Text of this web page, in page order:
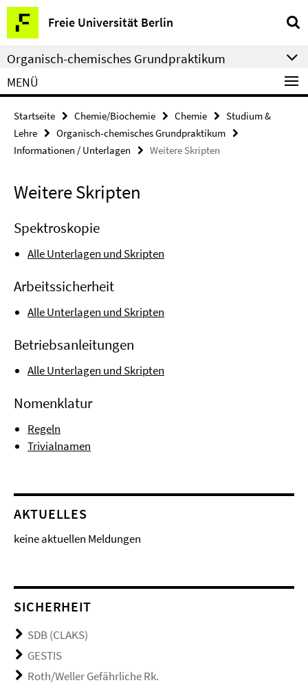
Springe
direkt
zu
Inhalt
Freie Universität Berlin
Service-
Navigation
Organisch-chemisches Grundpraktikum
MENÜ
Startseite Chemie/Biochemie Chemie
Studium &
Lehre
Organisch-chemisches Grundpraktikum
Informationen / Unterlagen
Weitere Skripten
Weitere Skripten
Spektroskopie
Alle Unterlagen und Skripten
Arbeitssicherheit
Alle Unterlagen und Skripten
Betriebsanleitungen
Alle Unterlagen und Skripten
Nomenklatur
Regeln
Trivialnamen
AKTUELLES
keine aktuellen Meldungen
SICHERHEIT
SDB (CLAKS)
GESTIS
Roth/Weller Gefährliche Rk.